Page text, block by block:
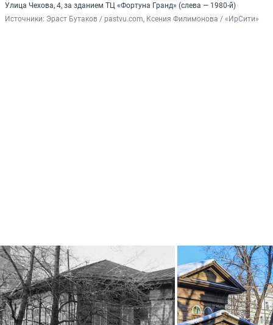
Улица Чехова, 4, за зданием ТЦ «Фортуна Гранд» (слева — 1980-й)
Источники: Эраст Бутаков / pastvu.com, Ксения Филимонова / «ИрСити»